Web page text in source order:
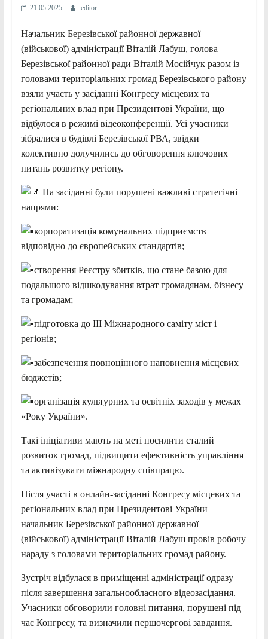
21.05.2025 editor
Начальник Березівської районної державної
(військової) адміністрації Віталій Лабуш, голова
Березівської районної ради Віталій Мосійчук разом із
головами територіальних громад Березівського району
взяли участь у засіданні Конгресу місцевих та
регіональних влад при Президентові України, що
відбулося в режимі відеоконференції. Усі учасники
зібралися в будівлі Березівської РВА, звідки
колективно долучились до обговорення ключових
питань розвитку регіону.
На засіданні були порушені важливі стратегічні
напрями:
корпоратизація комунальних підприємств
відповідно до європейських стандартів;
створення Реєстру збитків, що стане базою для
подальшого відшкодування втрат громадянам, бізнесу
та громадам;
підготовка до ІІІ Міжнародного саміту міст і
регіонів;
забезпечення повноцінного наповнення місцевих
бюджетів;
організація культурних та освітніх заходів у межах
«Року України».
Такі ініціативи мають на меті посилити сталий
розвиток громад, підвищити ефективність управління
та активізувати міжнародну співпрацю.
Після участі в онлайн-засіданні Конгресу місцевих та
регіональних влад при Президентові України
начальник Березівської районної державної
(військової) адміністрації Віталій Лабуш провів робочу
нараду з головами територіальних громад району.
Зустріч відбулася в приміщенні адміністрації одразу
після завершення загальнообласного відеозасідання.
Учасники обговорили головні питання, порушені під
час Конгресу, та визначили першочергові завдання.